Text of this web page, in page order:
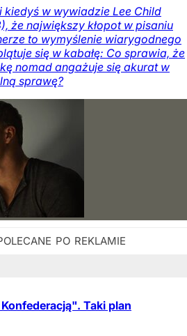
kiedyś w wywiadzie Lee Child
że największy kłopot w pisaniu
to wymyślenie wiarygodnego
się w kabałę: Co sprawia, że
nomad angażuje się akurat w
sprawę?
Taki plan